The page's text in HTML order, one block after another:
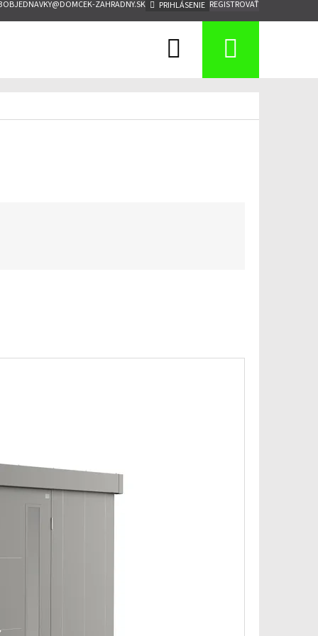
OBJEDNAVKY@DOMCEK-ZAHRADNY.SK PRIHLÁSENIE REGISTROVAŤ
Hľadať